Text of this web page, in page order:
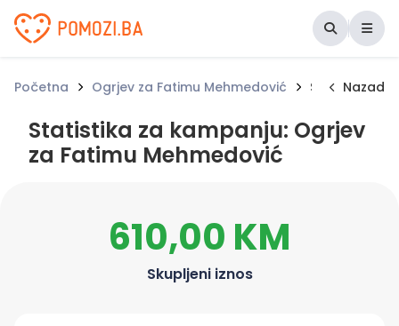
Udruženje Pomozi.ba
Početna Ogrjev za Fatimu Mehmedović Statistika za
Nazad
Statistika za kampanju: Ogrjev
za Fatimu Mehmedović
610,00 KM
Skupljeni iznos